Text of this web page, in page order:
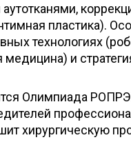
пластика).
технологиях
медицина) и
Олимпиада
хирургическую